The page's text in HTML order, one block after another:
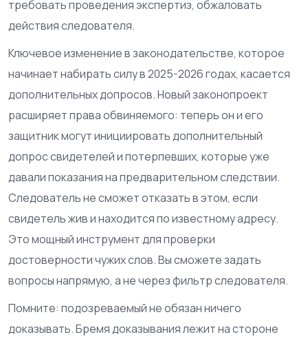
требовать проведения экспертиз, обжаловать
действия следователя.
Ключевое изменение в законодательстве, которое
начинает набирать силу в 2025-2026 годах, касается
дополнительных допросов. Новый законопроект
расширяет права обвиняемого: теперь он и его
защитник могут инициировать дополнительный
допрос свидетелей и потерпевших, которые уже
давали показания на предварительном следствии.
Следователь не сможет отказать в этом, если
свидетель жив и находится по известному адресу.
Это мощный инструмент для проверки
достоверности чужих слов. Вы сможете задать
вопросы напрямую, а не через фильтр следователя.
Помните: подозреваемый не обязан ничего
доказывать. Бремя доказывания лежит на стороне